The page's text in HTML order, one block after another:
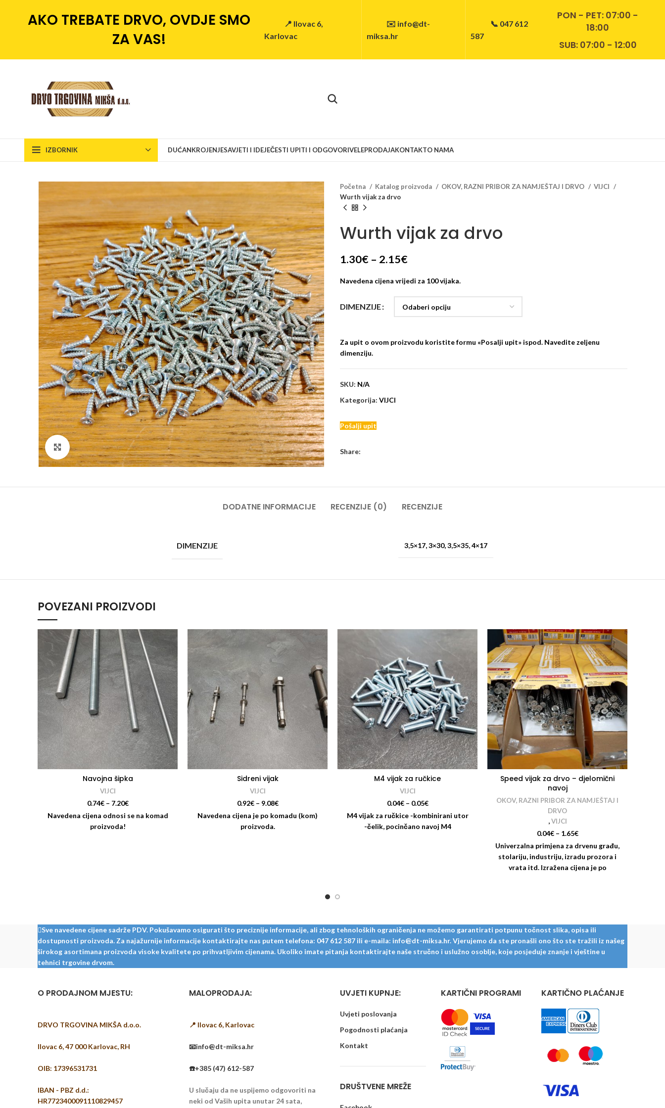
AKO TREBATE DRVO, OVDJE SMO
ZA VAS!
📍 Ilovac 6,
Karlovac
✉️ info@dt-
miksa.hr
📞 047 612
587
PON - PET: 07:00 -
18:00
SUB: 07:00 - 12:00
IZBORNIK DUĆANKROJENJESAVJETI I IDEJEČESTI UPITI I ODGOVORIVELEPRODAJAKONTAKTO NAMA
Klikni za veći prikaz
Početna Katalog proizvoda OKOV, RAZNI PRIBOR ZA NAMJEŠTAJ I DRVO
VIJCI
Wurth vijak za drvo
Wurth vijak za drvo
1.30€ – 2.15€
Navedena cijena vrijedi za 100 vijaka.
DIMENZIJE
Za upit o ovom proizvodu koristite formu «Posalji upit» ispod. Navedite zeljenu
dimenziju.
SKU: N/A
Kategorija: VIJCI
Pošalji upit
Share:
DODATNE INFORMACIJE RECENZIJE (0) RECENZIJE
DIMENZIJE 3,5×17, 3×30, 3,5×35, 4×17
POVEZANI PROIZVODI
Navojna šipka
VIJCI
0.74€– 7.20€
Navedena cijena odnosi se na komad
proizvoda!
Sidreni vijak
VIJCI
0.92€– 9.08€
Navedena cijena je po komadu (kom)
proizvoda.
M4 vijak za ručkice
VIJCI
0.04€– 0.05€
M4 vijak za ručkice -kombinirani utor
-čelik, pocinčano navoj M4
Speed vijak za drvo – djelomični
navoj
OKOV, RAZNI PRIBOR ZA NAMJEŠTAJ I
DRVO
,VIJCI
0.04€– 1.65€
Univerzalna primjena za drvenu građu,
stolariju, industriju, izradu prozora i
vrata itd. Izražena cijena je po
Sve navedene cijene sadrže PDV. Pokušavamo osigurati što preciznije informacije, ali zbog tehnoloških ograničenja ne možemo garantirati potpunu točnost slika, opisa ili
dostupnosti proizvoda. Za najažurnije informacije kontaktirajte nas putem telefona: 047 612 587 ili e-maila: info@dt-miksa.hr. Vjerujemo da ste pronašli ono što ste tražili iz našeg
širokog asortimana proizvoda visoke kvalitete po prihvatljivim cijenama. Ukoliko imate pitanja kontaktirajte naše stručno i uslužno osoblje, koje posjeduje znanje i vještine u
tehnici trgovine drvom.
O PRODAJNOM MJESTU:
DRVO TRGOVINA MIKŠA d.o.o.
Ilovac 6, 47 000 Karlovac, RH
OIB: 17396531731
IBAN - PBZ d.d.:
HR7723400091110829457
MALOPRODAJA:
📍 Ilovac 6, Karlovac
📧info@dt-miksa.hr
☎️+385 (47) 612-587
U slučaju da ne uspijemo odgovoriti na
neki od Vaših upita unutar 24 sata,
UVJETI KUPNJE:
Uvjeti poslovanja
Pogodnosti plaćanja
Kontakt
DRUŠTVENE MREŽE
KARTIČNI PROGRAMI KARTIČNO PLAĆANJE